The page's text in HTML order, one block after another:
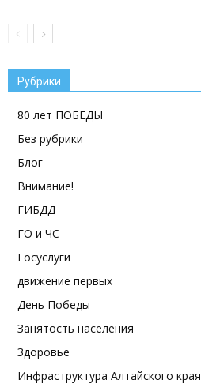
Рубрики
80 лет ПОБЕДЫ
Без рубрики
Блог
Внимание!
ГИБДД
ГО и ЧС
Госуслуги
движение первых
День Победы
Занятость населения
Здоровье
Инфраструктура Алтайского края